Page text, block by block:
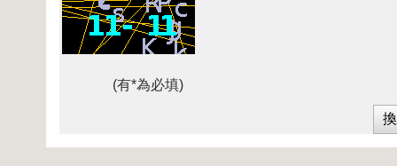
(有*為必填)